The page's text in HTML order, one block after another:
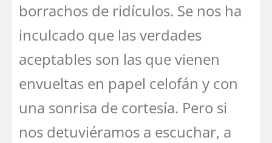
borrachos de ridículos. Se nos ha
inculcado que las verdades
aceptables son las que vienen
envueltas en papel celofán y con
una sonrisa de cortesía. Pero si
nos detuviéramos a escuchar, a